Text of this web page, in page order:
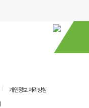
개인정보 처리방침